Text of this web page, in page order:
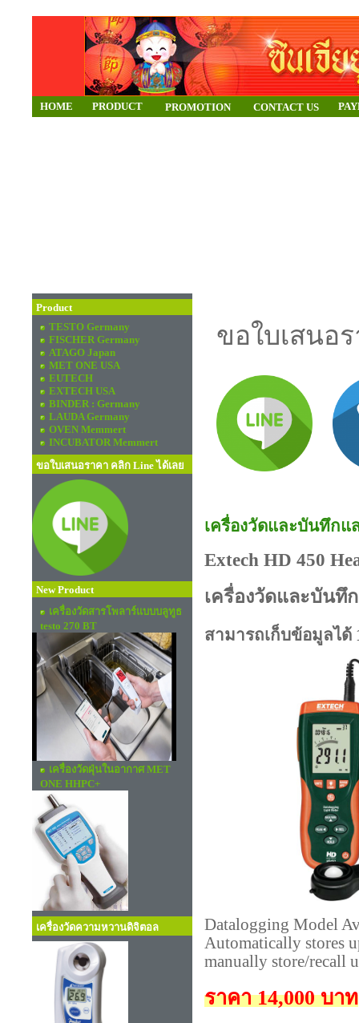
HOME PRODUCT PROMOTION CONTACT US
Product
TESTO Germany
FISCHER Germany
ATAGO Japan
MET ONE USA
EUTECH
EXTECH USA
BINDER : Germany
LAUDA Germany
OVEN Memmert
INCUBATOR Memmert
ขอใบเสนอราคา คลิก Line ได้เลย
New Product
เครื่องวัดสารโพลาร์แบบบลูทูธ
testo 270 BT
เครื่องวัดฝุ่นในอากาศ MET
ONE HHPC+
เครื่องวัดความหวานดิจิตอล
ขอใบเสนอ
เครื่องวัดและบันทึกแ
Extech HD 450
เครื่องวัดและบันทึ
สามารถเก็บข้อมูลได้
Datalogging Model
Automatically stores
manually store/recall
ราคา 14,000 บาท